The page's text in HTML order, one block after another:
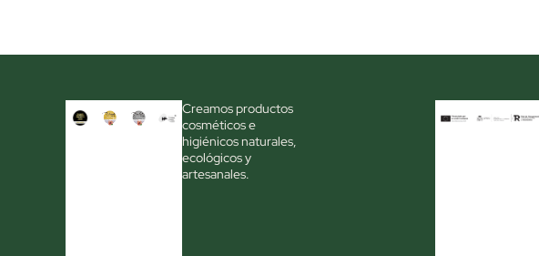
Creamos productos
cosméticos e
higiénicos naturales,
ecológicos y
artesanales.